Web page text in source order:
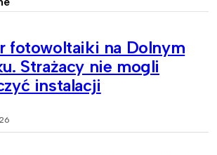
fotowoltaiki na Dolnym
Strażacy nie mogli
instalacji